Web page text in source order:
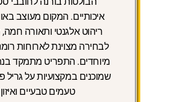
איכותיים. המקום מעוצב
ריהוט אלגנטי ותאורה
לבחירה מצוינת לארוחות
מיוחדים. התפריט מתמקד
שמוכנים במקצועיות על
טעמים טבעיים